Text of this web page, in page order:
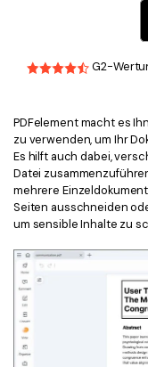
G2-
PDFelement macht es
zu verwenden, um Ihr
Es hilft auch dabei,
Datei
mehrere
Seiten ausschneiden
um sensible Inhalte zu